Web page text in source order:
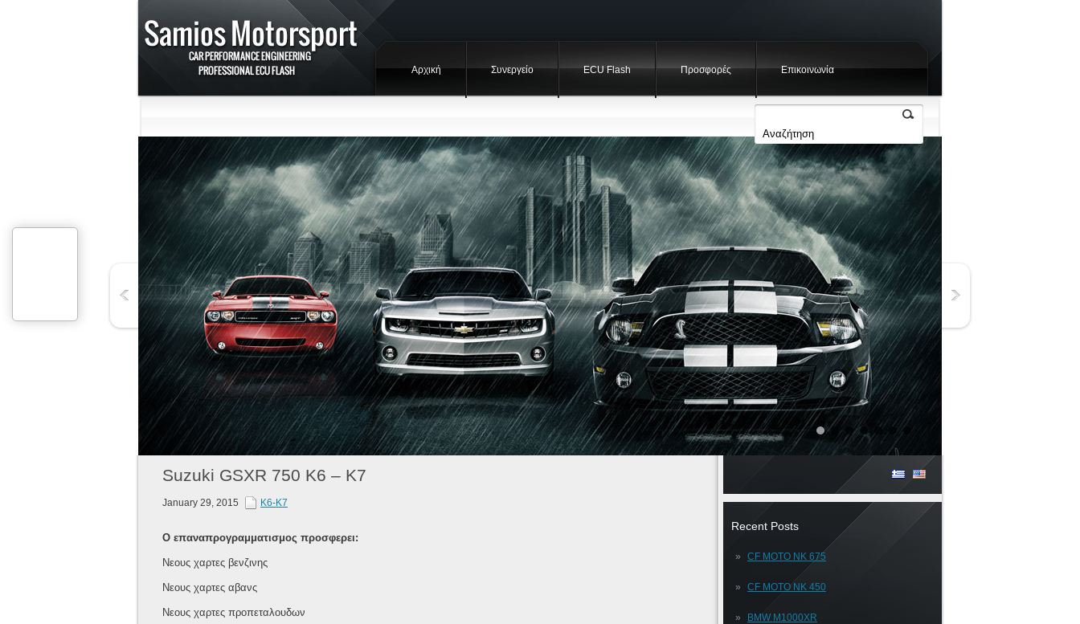
Αρχική Συνεργείο ECU Flash Προσφορές Επικοινωνία
1 2 3 4 5 6 7
Recent Posts
CF MOTO NK 675
CF MOTO NK 450
BMW M1000XR
Suzuki GSXR 750 K6 – K7
January 29, 2015 K6-K7
Ο επαναπρογραμματισμος προσφερει:
Νεους χαρτες βενζινης
Νεους χαρτες αβανς
Νεους χαρτες προπεταλουδων